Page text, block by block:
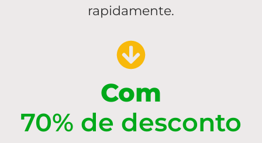
rapidamente.
Com
70% de desconto